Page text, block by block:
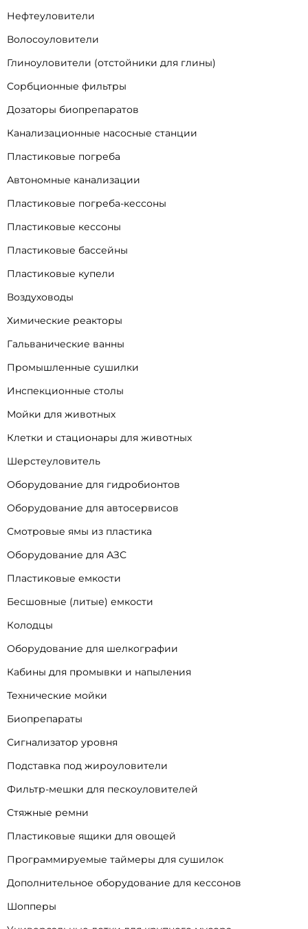
Нефтеуловители
Волосоуловители
Глиноуловители (отстойники для глины)
Сорбционные фильтры
Дозаторы биопрепаратов
Канализационные насосные станции
Пластиковые погреба
Автономные канализации
Пластиковые погреба-кессоны
Пластиковые кессоны
Пластиковые бассейны
Пластиковые купели
Воздуховоды
Химические реакторы
Гальванические ванны
Промышленные сушилки
Инспекционные столы
Мойки для животных
Клетки и стационары для животных
Шерстеуловитель
Оборудование для гидробионтов
Оборудование для автосервисов
Смотровые ямы из пластика
Оборудование для АЗС
Пластиковые емкости
Бесшовные (литые) емкости
Колодцы
Оборудование для шелкографии
Кабины для промывки и напыления
Технические мойки
Биопрепараты
Сигнализатор уровня
Подставка под жироуловители
Фильтр-мешки для пескоуловителей
Стяжные ремни
Пластиковые ящики для овощей
Программируемые таймеры для сушилок
Дополнительное оборудование для кессонов
Шопперы